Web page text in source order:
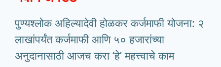
पुण्यश्लोक अहिल्यादेवी होळकर कर्जमाफी योजना: २
लाखांपर्यंत कर्जमाफी आणि ५० हजारांच्या
अनुदानासाठी आजच करा ‘हे’ महत्त्वाचे काम